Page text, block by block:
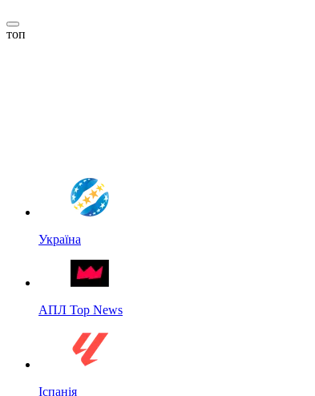
топ
Україна
АПЛ Top News
Іспанія